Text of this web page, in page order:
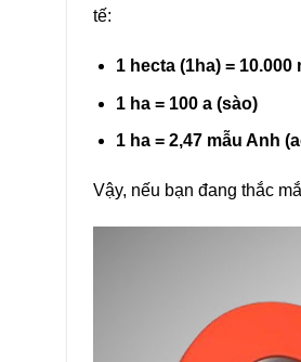
tế:
1 hecta (1ha) =
1 ha = 100 a (sào)
1 ha = 2,47 mẫu Anh
Vậy, nếu bạn đang thắc